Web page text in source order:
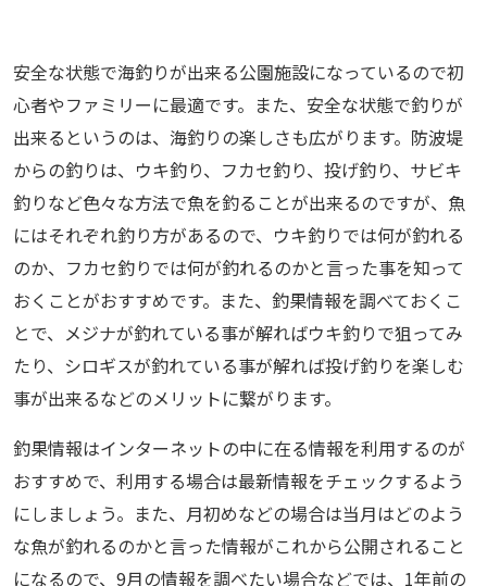
安全な状態で海釣りが出来る公園施設になっているので初
心者やファミリーに最適です。また、安全な状態で釣りが
出来るというのは、海釣りの楽しさも広がります。防波堤
からの釣りは、ウキ釣り、フカセ釣り、投げ釣り、サビキ
釣りなど色々な方法で魚を釣ることが出来るのですが、魚
にはそれぞれ釣り方があるので、ウキ釣りでは何が釣れる
のか、フカセ釣りでは何が釣れるのかと言った事を知って
おくことがおすすめです。また、釣果情報を調べておくこ
とで、メジナが釣れている事が解ればウキ釣りで狙ってみ
たり、シロギスが釣れている事が解れば投げ釣りを楽しむ
事が出来るなどのメリットに繋がります。
釣果情報はインターネットの中に在る情報を利用するのが
おすすめで、利用する場合は最新情報をチェックするよう
にしましょう。また、月初めなどの場合は当月はどのよう
な魚が釣れるのかと言った情報がこれから公開されること
になるので、9月の情報を調べたい場合などでは、1年前の